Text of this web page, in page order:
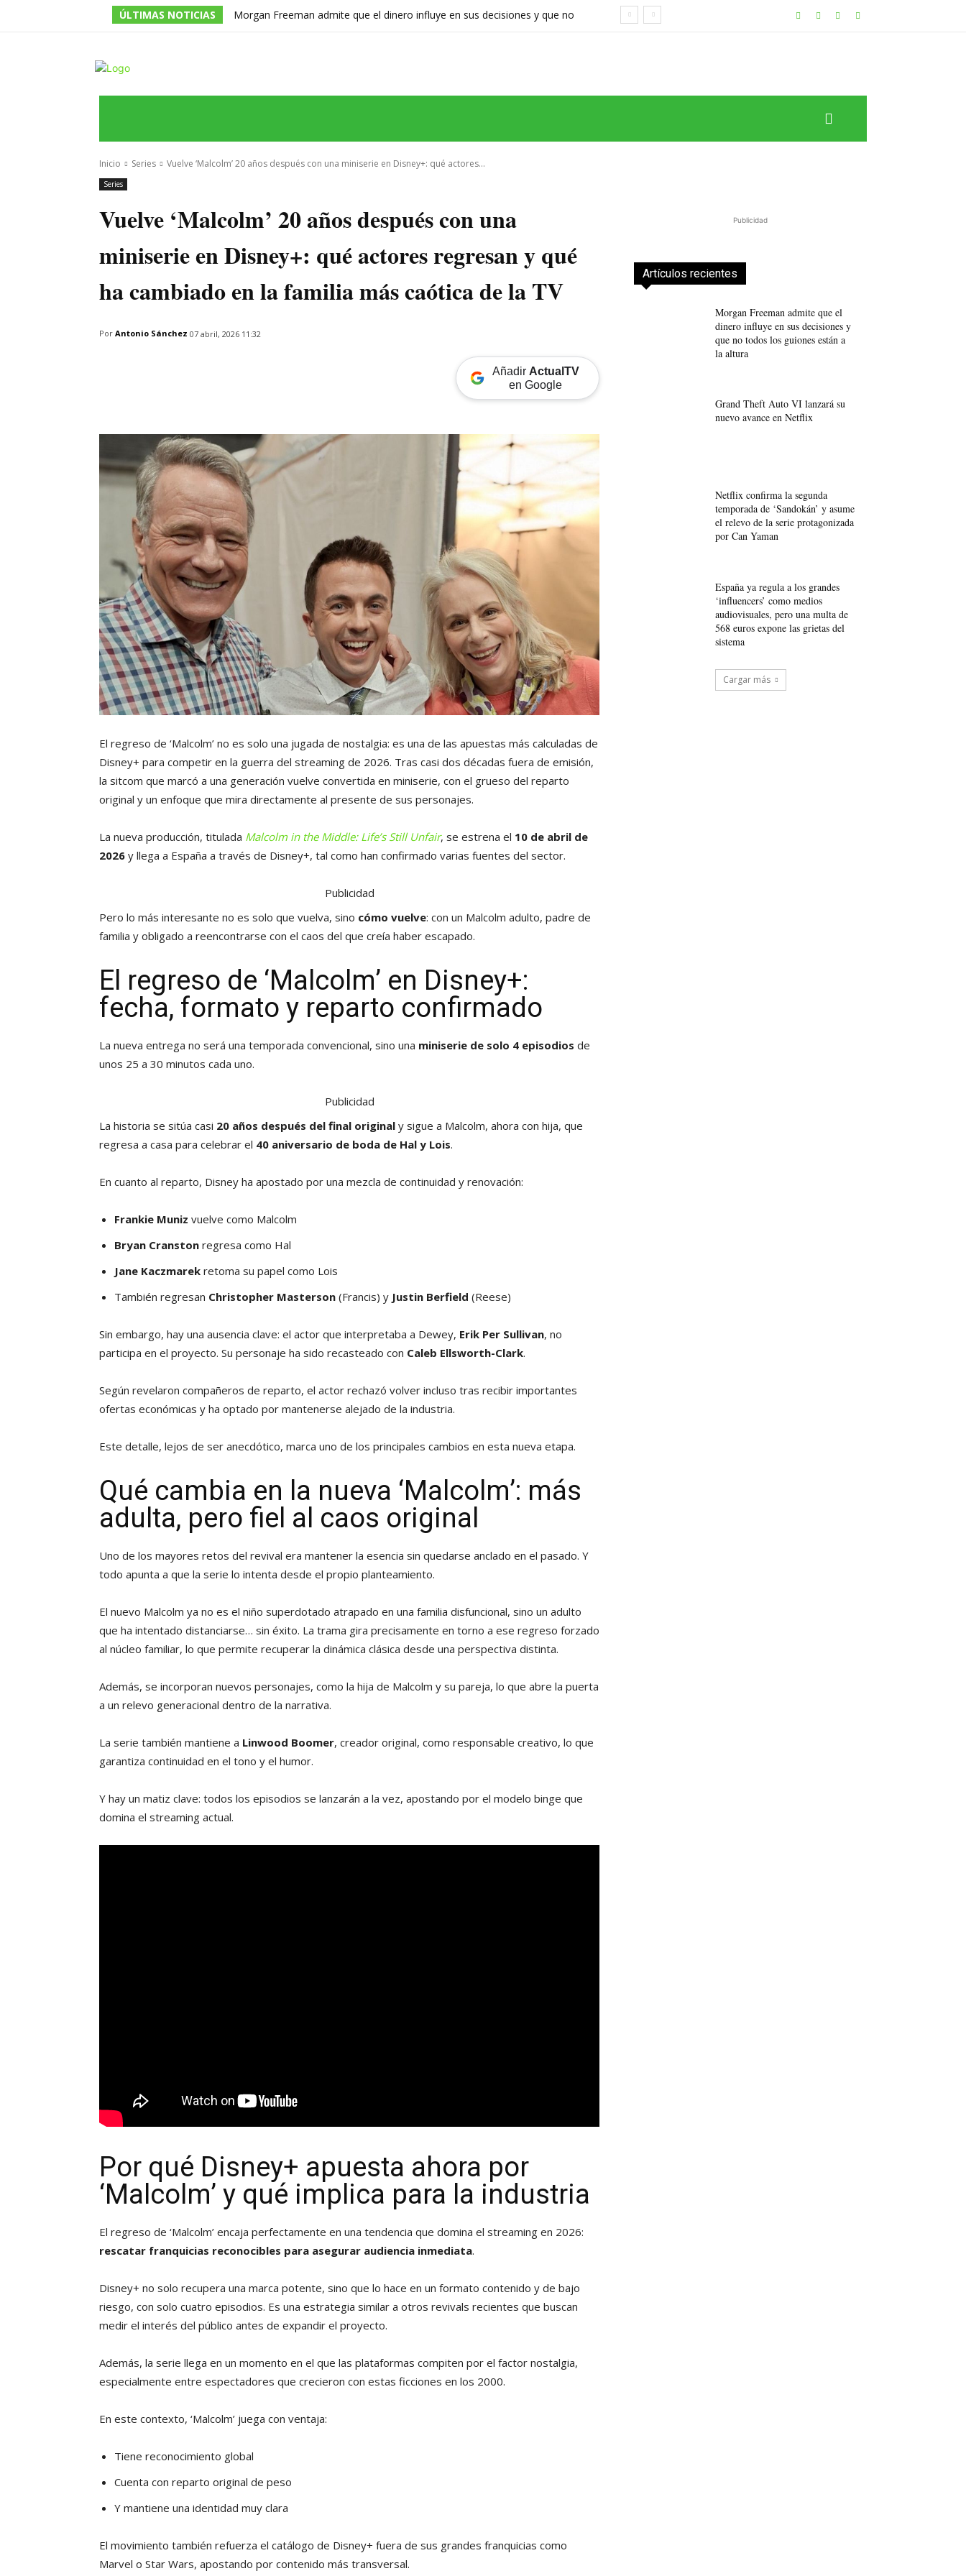
ÚLTIMAS NOTICIAS
Morgan Freeman admite que el dinero influye en sus decisiones y que no
Inicio Series Vuelve ‘Malcolm’ 20 años después con una miniserie en Disney+: qué actores...
Series
Vuelve ‘Malcolm’ 20 años después con una
miniserie en Disney+: qué actores regresan y qué
ha cambiado en la familia más caótica de la TV
Por Antonio Sánchez 07 abril, 2026 11:32
Añadir ActualTV
en Google
El regreso de ‘Malcolm’ no es solo una jugada de nostalgia: es una de las apuestas más calculadas de
Disney+ para competir en la guerra del streaming de 2026. Tras casi dos décadas fuera de emisión,
la sitcom que marcó a una generación vuelve convertida en miniserie, con el grueso del reparto
original y un enfoque que mira directamente al presente de sus personajes.
La nueva producción, titulada Malcolm in the Middle: Life’s Still Unfair, se estrena el 10 de abril de
2026 y llega a España a través de Disney+, tal como han confirmado varias fuentes del sector.
Publicidad
Pero lo más interesante no es solo que vuelva, sino cómo vuelve: con un Malcolm adulto, padre de
familia y obligado a reencontrarse con el caos del que creía haber escapado.
El regreso de ‘Malcolm’ en Disney+:
fecha, formato y reparto confirmado
La nueva entrega no será una temporada convencional, sino una miniserie de solo 4 episodios de
unos 25 a 30 minutos cada uno.
Publicidad
La historia se sitúa casi 20 años después del final original y sigue a Malcolm, ahora con hija, que
regresa a casa para celebrar el 40 aniversario de boda de Hal y Lois.
En cuanto al reparto, Disney ha apostado por una mezcla de continuidad y renovación:
Frankie Muniz vuelve como Malcolm
Bryan Cranston regresa como Hal
Jane Kaczmarek retoma su papel como Lois
También regresan Christopher Masterson (Francis) y Justin Berfield (Reese)
Sin embargo, hay una ausencia clave: el actor que interpretaba a Dewey, Erik Per Sullivan, no
participa en el proyecto. Su personaje ha sido recasteado con Caleb Ellsworth-Clark.
Según revelaron compañeros de reparto, el actor rechazó volver incluso tras recibir importantes
ofertas económicas y ha optado por mantenerse alejado de la industria.
Este detalle, lejos de ser anecdótico, marca uno de los principales cambios en esta nueva etapa.
Qué cambia en la nueva ‘Malcolm’: más
adulta, pero fiel al caos original
Uno de los mayores retos del revival era mantener la esencia sin quedarse anclado en el pasado. Y
todo apunta a que la serie lo intenta desde el propio planteamiento.
El nuevo Malcolm ya no es el niño superdotado atrapado en una familia disfuncional, sino un adulto
que ha intentado distanciarse… sin éxito. La trama gira precisamente en torno a ese regreso forzado
al núcleo familiar, lo que permite recuperar la dinámica clásica desde una perspectiva distinta.
Además, se incorporan nuevos personajes, como la hija de Malcolm y su pareja, lo que abre la puerta
a un relevo generacional dentro de la narrativa.
La serie también mantiene a Linwood Boomer, creador original, como responsable creativo, lo que
garantiza continuidad en el tono y el humor.
Y hay un matiz clave: todos los episodios se lanzarán a la vez, apostando por el modelo binge que
domina el streaming actual.
Por qué Disney+ apuesta ahora por
‘Malcolm’ y qué implica para la industria
El regreso de ‘Malcolm’ encaja perfectamente en una tendencia que domina el streaming en 2026:
rescatar franquicias reconocibles para asegurar audiencia inmediata.
Disney+ no solo recupera una marca potente, sino que lo hace en un formato contenido y de bajo
riesgo, con solo cuatro episodios. Es una estrategia similar a otros revivals recientes que buscan
medir el interés del público antes de expandir el proyecto.
Además, la serie llega en un momento en el que las plataformas compiten por el factor nostalgia,
especialmente entre espectadores que crecieron con estas ficciones en los 2000.
En este contexto, ‘Malcolm’ juega con ventaja:
Tiene reconocimiento global
Cuenta con reparto original de peso
Y mantiene una identidad muy clara
El movimiento también refuerza el catálogo de Disney+ fuera de sus grandes franquicias como
Marvel o Star Wars, apostando por contenido más transversal.
Publicidad
Artículos recientes
Morgan Freeman admite que el
dinero influye en sus decisiones y
que no todos los guiones están a
la altura
Grand Theft Auto VI lanzará su
nuevo avance en Netflix
Netflix confirma la segunda
temporada de ‘Sandokán’ y asume
el relevo de la serie protagonizada
por Can Yaman
España ya regula a los grandes
‘influencers’ como medios
audiovisuales, pero una multa de
568 euros expone las grietas del
sistema
Cargar más